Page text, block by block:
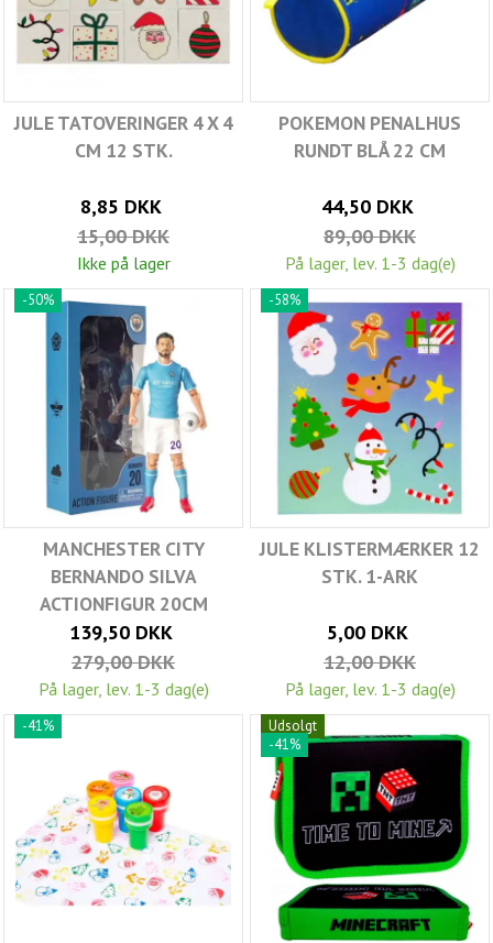
JULE TATOVERINGER 4 X 4
CM 12 STK.
8,85 DKK
15,00 DKK
Ikke på lager
POKEMON PENALHUS
RUNDT BLÅ 22 CM
44,50 DKK
89,00 DKK
På lager, lev. 1-3 dag(e)
-50%
MANCHESTER CITY
BERNANDO SILVA
ACTIONFIGUR 20CM
139,50 DKK
279,00 DKK
På lager, lev. 1-3 dag(e)
-58%
JULE KLISTERMÆRKER 12
STK. 1-ARK
5,00 DKK
12,00 DKK
På lager, lev. 1-3 dag(e)
-41%
Udsolgt
-41%